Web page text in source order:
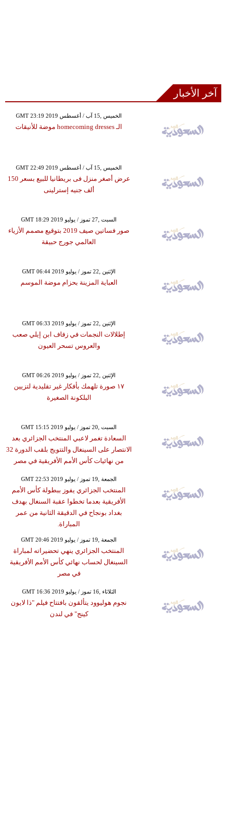
آخر الأخبار
GMT 23:19 2019 الخميس ,15 آب / أغسطس
الـ homecoming dresses موضة للأنيقات
GMT 22:49 2019 الخميس ,15 آب / أغسطس
عرض أصغر منزل فى بريطانيا للبيع بسعر 150
ألف جنيه إسترلينى
GMT 18:29 2019 السبت ,27 تموز / يوليو
صور فساتين صيف 2019 بتوقيع مصمم الأزياء
العالمي جورج حبيقة
GMT 06:44 2019 الإثنين ,22 تموز / يوليو
العباية المزينة بحزام موضة الموسم
GMT 06:33 2019 الإثنين ,22 تموز / يوليو
إطلالات النجمات في زفاف ابن إيلي صعب
والعروس تسحر العيون
GMT 06:26 2019 الإثنين ,22 تموز / يوليو
١٧ صورة تلهمك بأفكار غير تقليدية لتزيين
البلكونة الصغيرة
GMT 15:15 2019 السبت ,20 تموز / يوليو
السعادة تغمر لاعبي المنتخب الجزائري بعد
الانتصار على السينغال والتتويج بلقب الدورة 32
من نهائيات كأس الأمم الأفريقية في مصر
GMT 22:53 2019 الجمعة ,19 تموز / يوليو
المنتخب الجزائري يفوز ببطولة كأس الأمم
الأفريقية بعدما تخطوا عقبة السنغال بهدف
بغداد بونجاح في الدقيقة الثانية من عمر
المباراة.
GMT 20:46 2019 الجمعة ,19 تموز / يوليو
المنتخب الجزائري ينهي تحضيراته لمباراة
السينغال لحساب نهائي كأس الأمم الأفريقية
في مصر
GMT 16:36 2019 الثلاثاء ,16 تموز / يوليو
نجوم هوليوود يتألقون بافتتاح فيلم "ذا لايون
كينج" في لندن